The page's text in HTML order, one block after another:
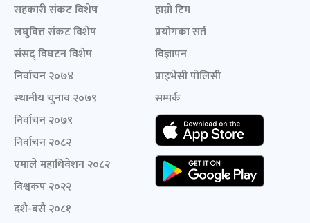
सहकारी संकट विशेष
लघुवित्त संकट विशेष
संसद् विघटन विशेष
निर्वाचन २०७४
स्थानीय चुनाव २०७९
निर्वाचन २०७९
निर्वाचन २०८२
एमाले महाधिवेशन २०८२
विश्वकप २०२२
दशैं-बसैं २०८१
हाम्रो टिम
प्रयोगका सर्त
विज्ञापन
प्राइभेसी पोलिसी
सम्पर्क